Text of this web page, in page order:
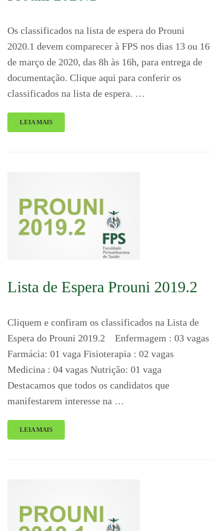
Os classificados na lista de espera do Prouni
2020.1 devem comparecer à FPS nos dias 13 ou 16
de março de 2020, das 8h às 16h, para entrega de
documentação. Clique aqui para conferir os
classificados na lista de espera. …
LEIA MAIS
Lista de Espera Prouni 2019.2
Cliquem e confiram os classificados na Lista de
Espera do Prouni 2019.2 Enfermagem : 03 vagas
Farmácia: 01 vaga Fisioterapia : 02 vagas
Medicina : 04 vagas Nutrição: 01 vaga
Destacamos que todos os candidatos que
manifestarem interesse na …
LEIA MAIS